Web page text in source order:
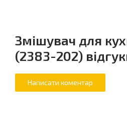
Змішувач для
(2383-202)